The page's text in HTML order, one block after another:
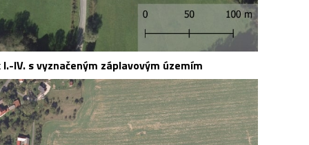
IV. s vyznačeným záplavovým územím